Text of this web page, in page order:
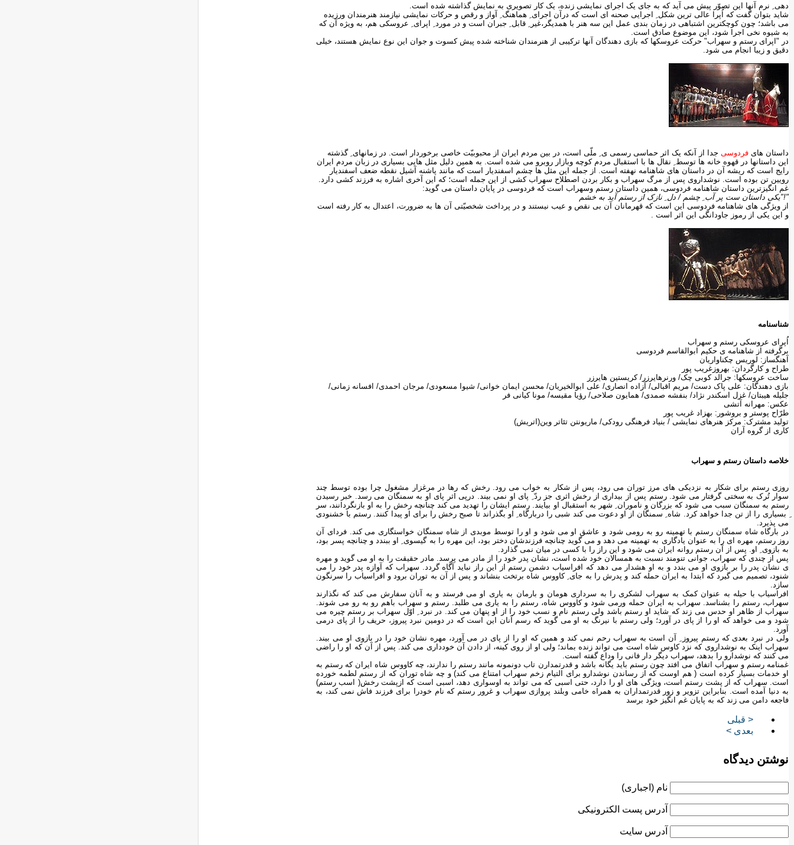
دهی ِ نرم آنها این تصوّر پیش می آید که به جای یک اجرای نمایشی زنده، یک کار تصویری به نمایش گذاشته شده است.
شاید بتوان گفت که اُپرا عالی ترین شکل ِ اجرایی صحنه ای است که درآن اجرای ِ هماهنگ ِ آواز و رقص و حرکات نمایشی نیازمند هنرمندان ورزیده
می باشد؛ چون کوچکترین اشتباهی در زمان بندی عمل این سه هنر با همدیگر،غیر ِ قابل ِ جبران است و در مورد ِ اپرای ِ عروسکی هم، به ویژه آن که
به شیوه نخی اجرا شود، این موضوع صادق است.
در "اپرای رستم و سهراب" حرکت عروسکها که بازی دهندگان آنها ترکیبی از هنرمندان شناخته شده پیش کسوت و جوان این نوع نمایش هستند، خیلی
دقیق و زیبا انجام می شود.
داستان های فردوسی جدا از آنکه یک اثر حماسی رسمی ی ِ ملّی است، در بین مردم ایران از محبوبیّت خاصی برخوردار است. در زمانهای ِ گذشته
این داستانها در قهوه خانه ها توسط ِ نقال ها با استقبال مردم کوچه وبازار روبرو می شده است. به همین دلیل مثل هایی بسیاری در زبان مردم ایران
رایج است که ریشه آن در داستان های شاهنامه نهفته است. از جمله این مثل ها چشم اسفندیار است که مانند پاشنه آشیل نقطه ضعف اسفندیار
رویین تن بوده است. نوشداروی پس از مرگ سهراب و بکار بردن اصطلاح سهراب کشی از این جمله است؛ که این آخری اشاره به فرزند کشی دارد.
غم انگیزترین داستان شاهنامه فردوسی، همین داستان رستم وسهراب است که فردوسی در پایان داستان می گوید:
"!"یکی داستان ست پر آب ِ چشم / دل ِ نازک از رستم آید به خشم
از ویژگی های شاهنامه فردوسی این است که قهرمانان آن بی نقص و عیب نیستند و در پرداخت شخصیّتی آن ها به ضرورت، اعتدال به کار رفته است
و این یکی از رموز جاودانگی این اثر است .
شناسنامه
اُپرای عروسکی رستم و سهراب
برگرفته از شاهنامه ی حکیم ابوالقاسم فردوسی
آهنگساز: لوریس چکناواریان
طراح و کارگردان: بهروزغریب پور
ساخت عروسکها: جرالد کوبی چک/ ورنرهایرزر/ کریستین هایرزر
بازی دهندگان: علی پاک دست/ مریم اقبالی/ آزاده انصاری/ علی ابوالخیریان/ محسن ایمان خوانی/ شیوا مسعودی/ مرجان احمدی/ افسانه زمانی/
جلیله هیبتان/ غزل اسکندر نژاد/ بنفشه صمدی/ همایون صلاحی/ رؤیا مقیسه/ مونا کیانی فر
عکس: مهرانه آتشی
طرّاح پوستر و بروشور: بهزاد غریب پور
تولید مشترک: مرکز هنرهای نمایشی / بنیاد فرهنگی رودکی/ ماریونتن تئاتر وین(اتریش)
کاری از گروه آران
خلاصه داستان رستم و سهراب
روزی رستم برای شکار به نزدیکی های مرز توران می رود، پس از شکار به خواب می رود. رخش که رها در مرغزار مشغول چرا بوده توسط چند
سوار تُرک به سختی گرفتار می شود. رستم پس از بیداری از رخش اثری جز ردّ ِ پای او نمی بیند. درپی اثر پای او به سمنگان می رسد. خبر رسیدن
رستم به سمنگان سبب می شود که بزرگان و ناموران ِ شهر به استقبال او بیایند. رستم ایشان را تهدید می کند چنانچه رخش را به او بازنگردانند، سر
ِ بسیاری را از تن جدا خواهد کرد. شاه ِ سمنگان از او دعوت می کند شبی را دربارگاه ِ او بگذراند تا صبح رخش را برای او پیدا کنند. رستم با خشنودی
می پذیرد.
در بارگاه شاه سمنگان رستم با تهمینه رو به رومی شود و عاشق او می شود و او را توسط موبدی از شاه سمنگان خواستگاری می کند. فردای آن
روز رستم، مهره ای را به عنوان یادگاری به تهمینه می دهد و می گوید چنانچه فرزندشان دختر بود، این مهره را به گیسوی ِ او ببندد و چنانچه پسر بود،
به بازوی ِ او. پس از آن رستم روانه ایران می شود و این راز را با کسی در میان نمی گذارد.
پس از چندی که سهراب، جوانی تنومند نسبت به همسالان خود شده است، نشان پدر خود را از مادر می پرسد. مادر حقیقت را به او می گوید و مهره
ی نشان پدر را بر بازوی او می بندد و به او هشدار می دهد که افراسیاب دشمن رستم از این راز نباید آگاه گردد. سهراب که آوازه پدر خود را می
شنود، تصمیم می گیرد که ابتدا به ایران حمله کند و پدرش را به جای ِ کاووس شاه برتخت بنشاند و پس از آن به توران برود و افراسیاب را سرنگون
سازد.
افراسیاب با حیله به عنوان کمک به سهراب لشکری را به سرداری هومان و بارمان به یاری او می فرستد و به آنان سفارش می کند که نگذارند
سهراب، رستم را بشناسد. سهراب به ایران حمله ورمی شود و کاووس شاه، رستم را به یاری می طلبد. رستم و سهراب باهم رو به رو می شوند.
سهراب از ظاهر او حدس می زند که شاید او رستم باشد ولی رستم نام و نسب خود را از او پنهان می کند. در نبرد ِ اوّل سهراب بر رستم چیره می
شود و می خواهد که او را از پای در آورد؛ ولی رستم با نیرنگ به او می گوید که رسم آنان این است که در دومین نبرد پیروز، حریف را از پای درمی
آورد.
ولی در نبرد بعدی که رستم پیروز ِ آن است به سهراب رحم نمی کند و همین که او را از پای در می آورد، مهره نشان خود را در بازوی او می بیند.
سهراب اینک به نوشداروی که نزد کاوس شاه است می تواند زنده بماند؛ ولی او از روی کینه، از دادن آن خودداری می کند. پس از آن که او را راضی
می کنند که نوشدارو را بدهد، سهراب دیگر دار فانی را وداع گفته است.
غمنامه رستم و سهراب اتفاق می افتد چون رستم باید یگانه باشد و قدرتمدارن تاب دونمونه مانند رستم را ندارند، چه کاووس شاه ایران که رستم به
او خدمات بسیار کرده است ( هم اوست که از رساندن نوشدارو برای التیام زخم سهراب امتناع می کند) و چه شاه توران که از رستم لطمه خورده
است. سهراب که از پشت رستم است، ویژگی های او را دارد، حتی اسبی که می تواند به اوسواری دهد، اسبی است که ازپشت رخش( اسب رستم)
به دنیا آمده است. بنابراین تزویر و زور قدرتمداران به همراه خامی وبلند پروازی سهراب و غرور رستم که نام خودرا برای فرزند فاش نمی کند، به
فاجعه دامن می زند که به پایان غم انگیز خود برسد
< قبلی
بعدی >
نوشتن دیدگاه
نام (اجباری)
آدرس پست الکترونیکی
آدرس سایت